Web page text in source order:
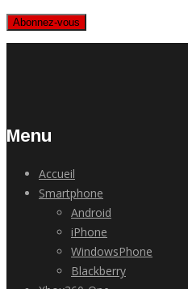
Abonnez-vous
Menu
Accueil
Smartphone
Android
iPhone
WindowsPhone
Blackberry